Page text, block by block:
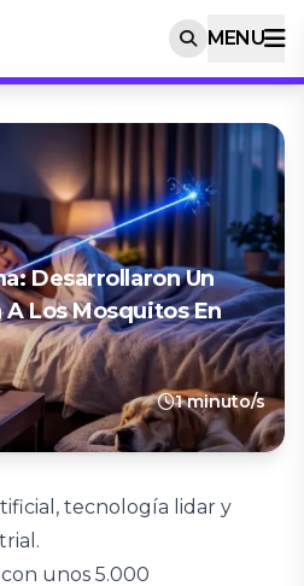
MENU
Desarrollaron Un
Los Mosquitos En
1 minuto/s
tecnología lidar y
unos 5.000